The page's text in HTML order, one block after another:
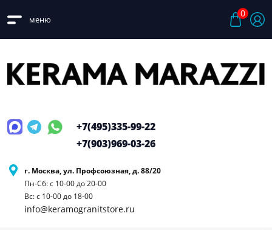
меню
0
г. Москва, ул. Профсоюзная, д. 88/20
Пн-Сб: с 10-00 до 20-00
Вс: с 10-00 до 18-00
info@keramogranitstore.ru
+7(495)335-99-22
+7(903)969-03-26